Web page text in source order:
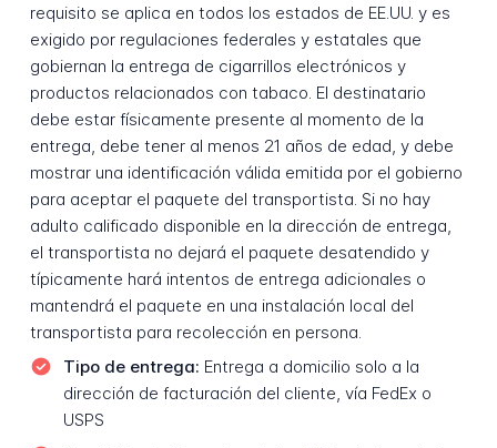
requisito se aplica en todos los estados de EE.UU. y es
exigido por regulaciones federales y estatales que
gobiernan la entrega de cigarrillos electrónicos y
productos relacionados con tabaco. El destinatario
debe estar físicamente presente al momento de la
entrega, debe tener al menos 21 años de edad, y debe
mostrar una identificación válida emitida por el gobierno
para aceptar el paquete del transportista. Si no hay
adulto calificado disponible en la dirección de entrega,
el transportista no dejará el paquete desatendido y
típicamente hará intentos de entrega adicionales o
mantendrá el paquete en una instalación local del
transportista para recolección en persona.
Tipo de entrega: Entrega a domicilio solo a la
dirección de facturación del cliente, vía FedEx o
USPS